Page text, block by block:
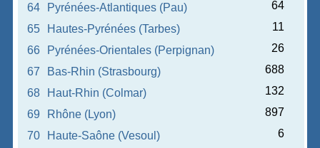
64
Pyrénées-Atlantiques (Pau)
64
65
Hautes-Pyrénées (Tarbes)
11
66
Pyrénées-Orientales (Perpignan)
26
67
Bas-Rhin (Strasbourg)
688
68
Haut-Rhin (Colmar)
132
69
Rhône (Lyon)
897
70
Haute-Saône (Vesoul)
6